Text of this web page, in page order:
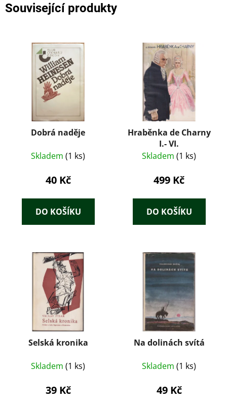
Související produkty
Dobrá naděje
Skladem (1 ks)
40 Kč
DO KOŠÍKU
Hraběnka de Charny
I.- VI.
Skladem (1 ks)
499 Kč
DO KOŠÍKU
Selská kronika
Skladem (1 ks)
39 Kč
Na dolinách svítá
Skladem (1 ks)
49 Kč